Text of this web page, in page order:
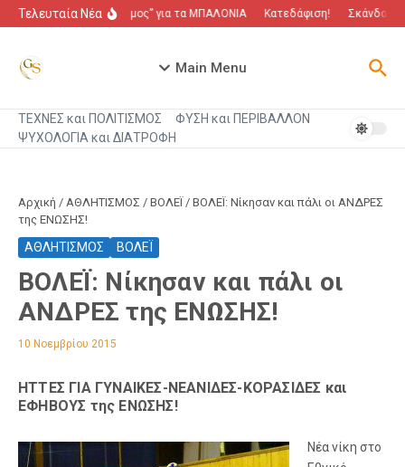
Μετάβαση στο περιεχόμενο
Τελευταία Νέα“Πόλεμος” για τα ΜΠΑΛΟΝΙΑ Κατεδάφιση! Σκάνδαλο
Main Menu
ΤΕΧΝΕΣ και ΠΟΛΙΤΙΣΜΟΣ
ΦΥΣΗ και ΠΕΡΙΒΑΛΛΟΝ
ΨΥΧΟΛΟΓΙΑ και ΔΙΑΤΡΟΦΗ
Αρχική / ΑΘΛΗΤΙΣΜΟΣ / ΒΟΛΕΪ / ΒΟΛΕΪ: Νίκησαν και πάλι οι ΑΝΔΡΕΣ
της ΕΝΩΣΗΣ!
ΑΘΛΗΤΙΣΜΟΣ ΒΟΛΕΪ
ΒΟΛΕΪ: Νίκησαν και πάλι οι
ΑΝΔΡΕΣ της ΕΝΩΣΗΣ!
10 Νοεμβρίου 2015
ΗΤΤΕΣ ΓΙΑ ΓΥΝΑΙΚΕΣ-ΝΕΑΝΙΔΕΣ-ΚΟΡΑΣΙΔΕΣ και
ΕΦΗΒΟΥΣ της ΕΝΩΣΗΣ!
Νέα νίκη στο